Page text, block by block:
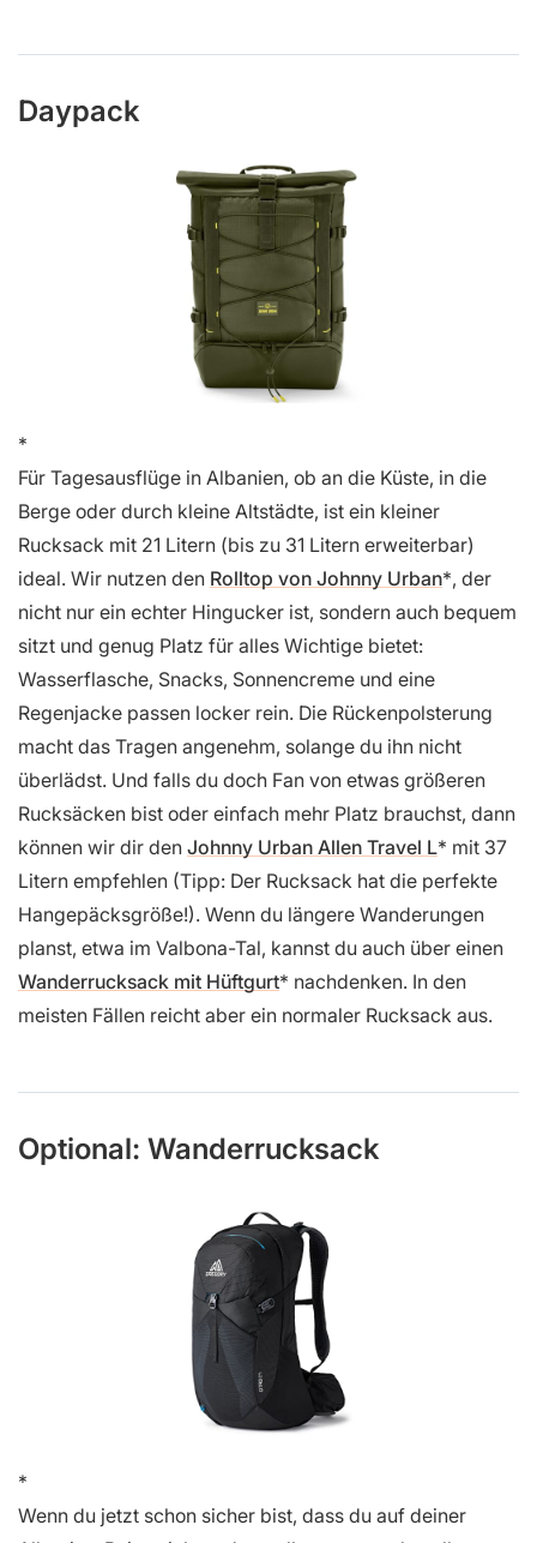
Daypack
Für Tagesausflüge in Albanien, ob an die Küste, in die
Berge oder durch kleine Altstädte, ist ein kleiner
Rucksack mit 21 Litern (bis zu 31 Litern erweiterbar)
ideal. Wir nutzen den Rolltop von Johnny Urban , der
nicht nur ein echter Hingucker ist, sondern auch bequem
sitzt und genug Platz für alles Wichtige bietet:
Wasserflasche, Snacks, Sonnencreme und eine
Regenjacke passen locker rein. Die Rückenpolsterung
macht das Tragen angenehm, solange du ihn nicht
überlädst. Und falls du doch Fan von etwas größeren
Rucksäcken bist oder einfach mehr Platz brauchst, dann
können wir dir den Johnny Urban Allen Travel L
mit 37
Litern empfehlen (Tipp: Der Rucksack hat die perfekte
Hangepäcksgröße!). Wenn du längere Wanderungen
planst, etwa im Valbona-Tal, kannst du auch über einen
Wanderrucksack mit Hüftgurt
nachdenken. In den
meisten Fällen reicht aber ein normaler Rucksack aus.
Optional: Wanderrucksack
Wenn du jetzt schon sicher bist, dass du auf deiner